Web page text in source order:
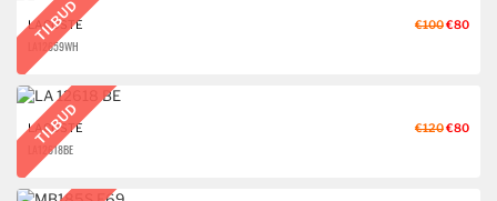
TILBUD €100€80
LACOSTE
LA 12659 WH
TILBUD €120€80
LACOSTE
LA 12618 BE